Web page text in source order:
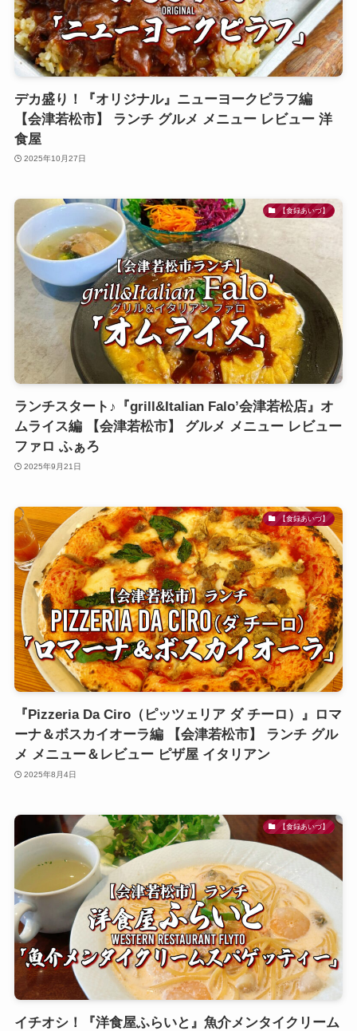
デカ盛り！『オリジナル』ニューヨークピラフ編
【会津若松市】 ランチ グルメ メニュー レビュー 洋
食屋
2025年10月27日
【食録あいづ】
ランチスタート♪『grill&Italian Falo’会津若松店』オ
ムライス編 【会津若松市】 グルメ メニュー レビュー
ファロ ふぁろ
2025年9月21日
【食録あいづ】
『Pizzeria Da Ciro（ピッツェリア ダ チーロ）』ロマ
ーナ＆ボスカイオーラ編 【会津若松市】 ランチ グル
メ メニュー＆レビュー ピザ屋 イタリアン
2025年8月4日
【食録あいづ】
イチオシ！『洋食屋ふらいと』魚介メンタイクリーム